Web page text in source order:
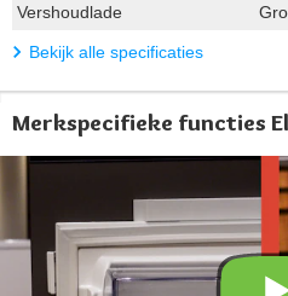
Vershoudlade
Bekijk alle specificaties
Merkspecifieke functies